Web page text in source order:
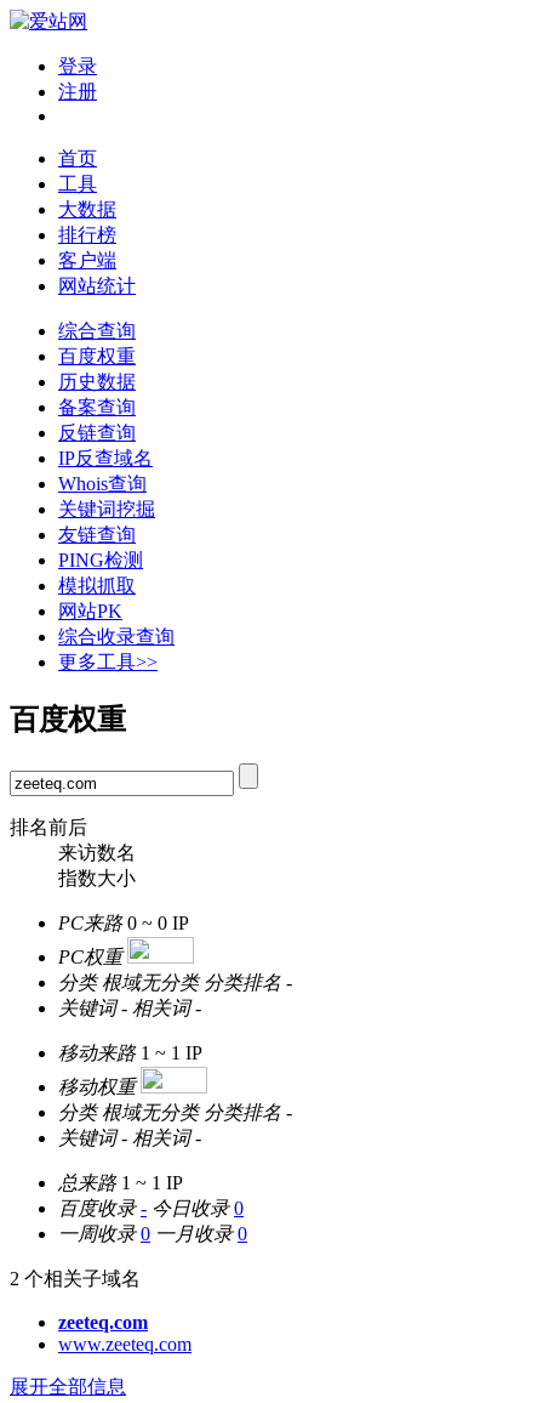
登录
注册
首页
工具
大数据
排行榜
客户端
网站统计
综合查询
百度权重
历史数据
备案查询
反链查询
IP反查域名
Whois查询
关键词挖掘
友链查询
PING检测
模拟抓取
网站PK
综合收录查询
更多工具>>
百度权重
排名前后
来访数名
指数大小
PC来路 0 ~ 0 IP
PC权重
分类 根域无分类 分类排名 -
关键词 - 相关词 -
移动来路 1 ~ 1 IP
移动权重
分类 根域无分类 分类排名 -
关键词 - 相关词 -
总来路 1 ~ 1 IP
百度收录 - 今日收录 0
一周收录 0 一月收录 0
2 个相关子域名
zeeteq.com
www.zeeteq.com
展开全部信息